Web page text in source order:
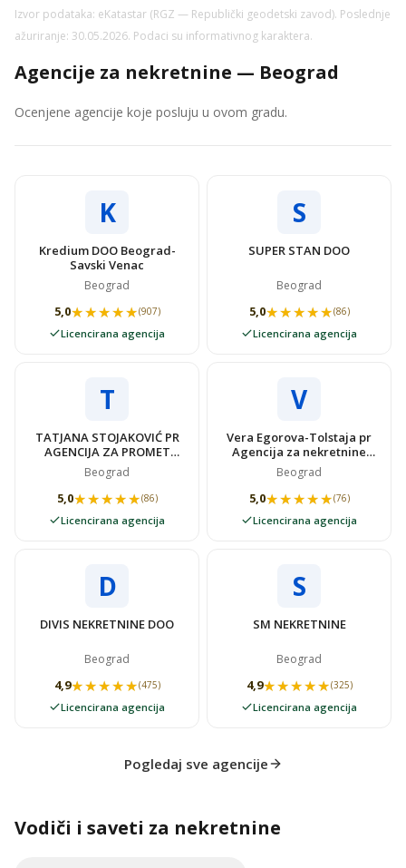
Izvor podataka: eKatastar (RGZ — Republički geodetski zavod). Poslednje
ažuriranje: 30.05.2026. Podaci su informativnog karaktera.
Agencije za nekretnine — Beograd
Ocenjene agencije koje posluju u ovom gradu.
K
Kredium DOO Beograd-
Savski Venac
Beograd
5,0★★★★★
★★★★★(907)
Licencirana agencija
S
SUPER STAN DOO
Beograd
5,0★★★★★
★★★★★(86)
Licencirana agencija
T
TATJANA STOJAKOVIĆ PR
AGENCIJA ZA PROMET
NEKRETNINAMA SUPER
STAN
Beograd
5,0★★★★★
★★★★★(86)
Licencirana agencija
V
Vera Egorova-Tolstaja pr
Agencija za nekretnine
VIDOVSTAN
Beograd
5,0★★★★★
★★★★★(76)
Licencirana agencija
D
DIVIS NEKRETNINE DOO
Beograd
4,9★★★★★
★★★★★(475)
Licencirana agencija
S
SM NEKRETNINE
Beograd
4,9★★★★★
★★★★★(325)
Licencirana agencija
Pogledaj sve agencije
Vodiči i saveti za nekretnine